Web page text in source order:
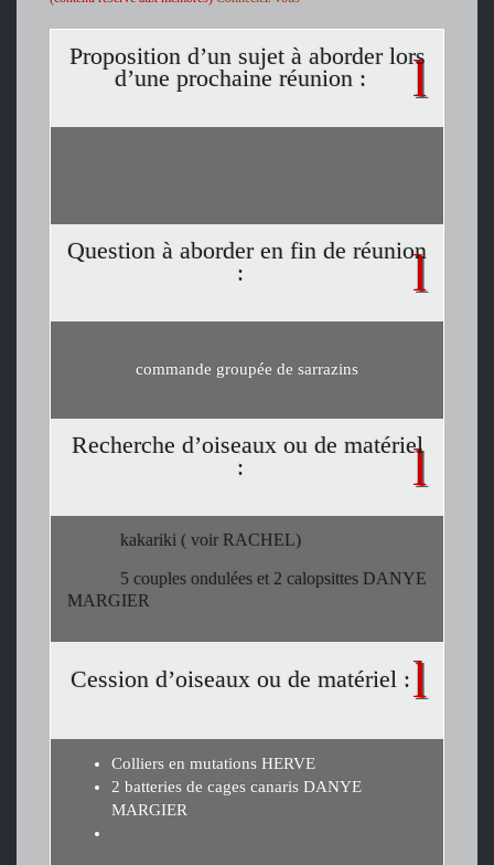
Proposition d’un sujet à aborder lors
d’une prochaine réunion :
Question à aborder en fin de réunion
:
commande groupée de sarrazins
Recherche d’oiseaux ou de matériel
:
kakariki ( voir RACHEL)
5 couples ondulées et 2 calopsittes DANYE
MARGIER
Cession d’oiseaux ou de matériel :
Colliers en mutations HERVE
2 batteries de cages canaris DANYE
MARGIER